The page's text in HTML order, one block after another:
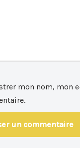
mon nom, mon